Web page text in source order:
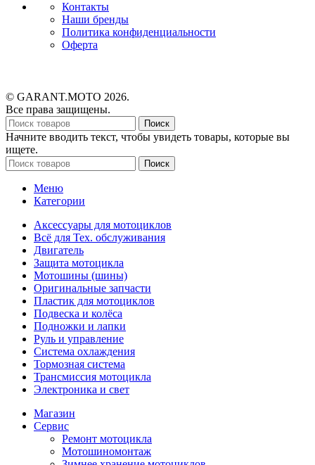
Контакты
Наши бренды
Политика конфиденциальности
Оферта
© GARANT.MOTO 2026.
Все права защищены.
Поиск
Начните вводить текст, чтобы увидеть товары, которые вы
ищете.
Поиск
Меню
Категории
Аксессуары для мотоциклов
Всё для Тех. обслуживания
Двигатель
Защита мотоцикла
Мотошины (шины)
Оригинальные запчасти
Пластик для мотоциклов
Подвеска и колёса
Подножки и лапки
Руль и управление
Система охлаждения
Тормозная система
Трансмиссия мотоцикла
Электроника и свет
Магазин
Сервис
Ремонт мотоцикла
Мотошиномонтаж